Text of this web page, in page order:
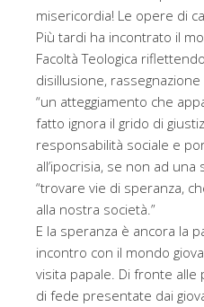
misericordia! Le opere di
Più tardi ha incontrato il
Facoltà Teologica
disillusione,
“un atteggiamento che
fatto ignora il grido di
responsabilità sociale e
all’ipocrisia, se non ad
“trovare vie di speranza,
alla nostra società.”
E la speranza è ancora la
incontro con il mondo
visita papale. Di fronte
di fede presentate dai